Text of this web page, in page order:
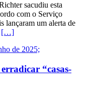
sacudiu esta
com o Serviço
lançaram um alerta de
[…]
“casas-